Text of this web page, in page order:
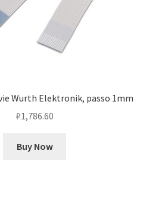
Wurth Elektronik, passo 1mm
₽1,786.60
Buy Now